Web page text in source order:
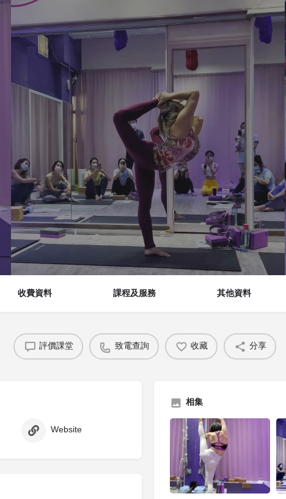
收費資料 課程及服務 其他資料
評價課堂 致電查詢 收藏 分享
Website
相集